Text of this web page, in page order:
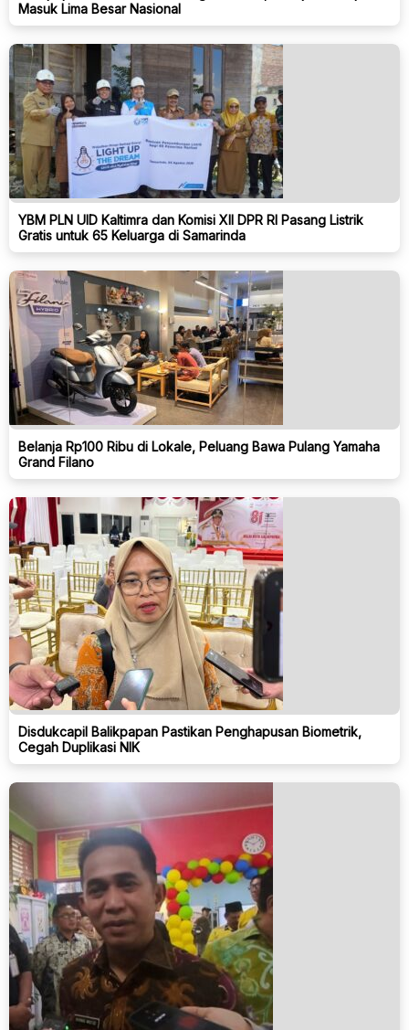
Masuk Lima Besar Nasional
YBM PLN UID Kaltimra dan Komisi XII DPR RI Pasang Listrik
Gratis untuk 65 Keluarga di Samarinda
Belanja Rp100 Ribu di Lokale, Peluang Bawa Pulang Yamaha
Grand Filano
Disdukcapil Balikpapan Pastikan Penghapusan Biometrik,
Cegah Duplikasi NIK